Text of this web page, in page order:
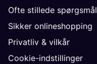
Ofte stillede spørgsmål
Sikker onlineshopping
Privatliv & vilkår
Cookie-indstillinger